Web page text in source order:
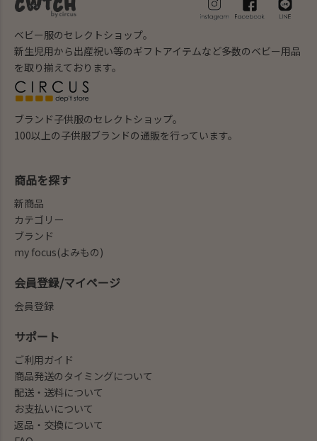
ベビー服のセレクトショップ。
新生児用から出産祝い等のギフトアイテムなど多数のベビー用品
を取り揃えております。
ブランド子供服のセレクトショップ。
100以上の子供服ブランドの通販を行っています。
商品を探す
新商品
カテゴリー
ブランド
my focus(よみもの)
会員登録/マイページ
会員登録
サポート
ご利用ガイド
商品発送のタイミングについて
配送・送料について
お支払いについて
返品・交換について